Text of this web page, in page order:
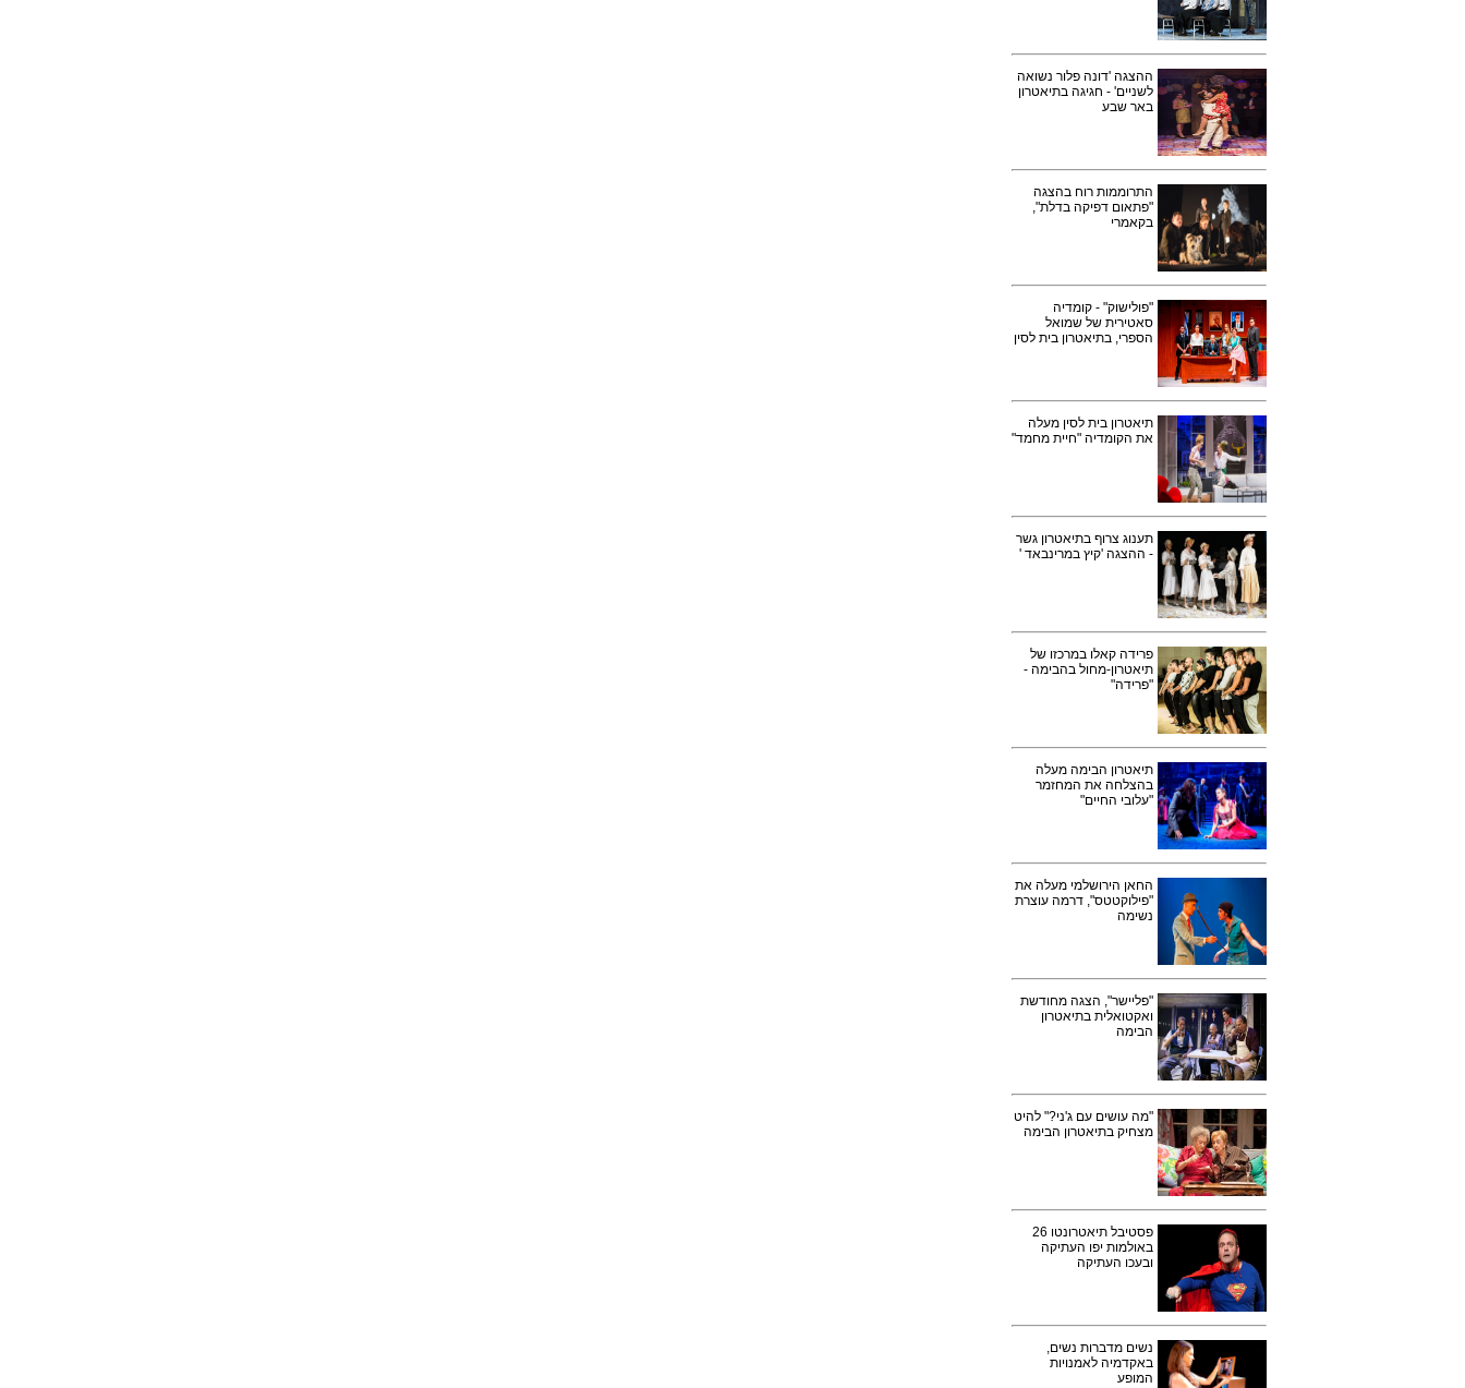
ההצגה 'דונה פלור נשואה
לשניים' - חגיגה בתיאטרון
באר שבע
התרוממות רוח בהצגה
"פתאום דפיקה בדלת",
בקאמרי
"פולישוק" - קומדיה
סאטירית של שמואל
הספרי, בתיאטרון בית לסין
תיאטרון בית לסין מעלה
את הקומדיה "חיית מחמד"
תענוג צרוף בתיאטרון גשר
- ההצגה 'קיץ במרינבאד '
פרידה קאלו במרכזו של
תיאטרון-מחול בהבימה -
"פרידה"
תיאטרון הבימה מעלה
בהצלחה את המחזמר
"עלובי החיים"
החאן הירושלמי מעלה את
"פילוקטטס", דרמה עוצרת
נשימה
"פליישר", הצגה מחודשת
ואקטואלית בתיאטרון
הבימה
"מה עושים עם ג'ני?" להיט
מצחיק בתיאטרון הבימה
פסטיבל תיאטרונטו 26
באולמות יפו העתיקה
ובעכו העתיקה
נשים מדברות נשים,
באקדמיה לאמנויות
המופע